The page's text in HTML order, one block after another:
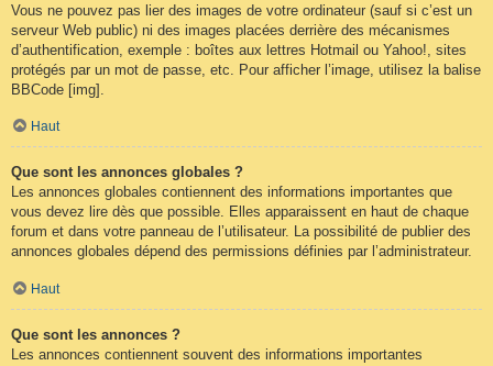
Vous ne pouvez pas lier des images de votre ordinateur (sauf si c’est un
serveur Web public) ni des images placées derrière des mécanismes
d’authentification, exemple : boîtes aux lettres Hotmail ou Yahoo!, sites
protégés par un mot de passe, etc. Pour afficher l’image, utilisez la balise
BBCode [img].
Haut
Que sont les annonces globales ?
Les annonces globales contiennent des informations importantes que
vous devez lire dès que possible. Elles apparaissent en haut de chaque
forum et dans votre panneau de l’utilisateur. La possibilité de publier des
annonces globales dépend des permissions définies par l’administrateur.
Haut
Que sont les annonces ?
Les annonces contiennent souvent des informations importantes